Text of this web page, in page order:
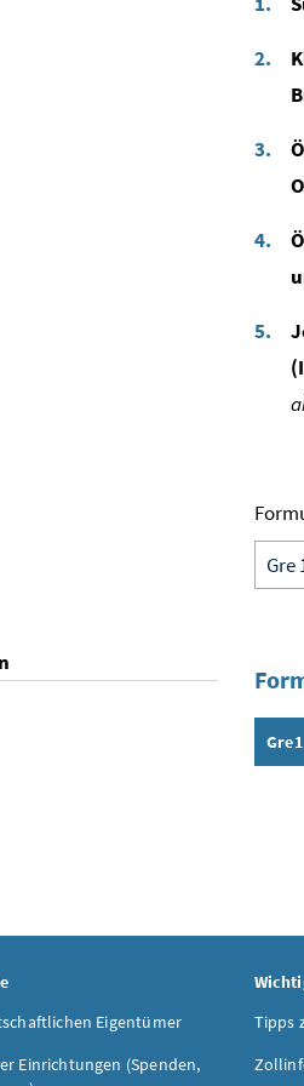
Gre1
Eigentümer
Einrichtungen (Spenden,
Tipps